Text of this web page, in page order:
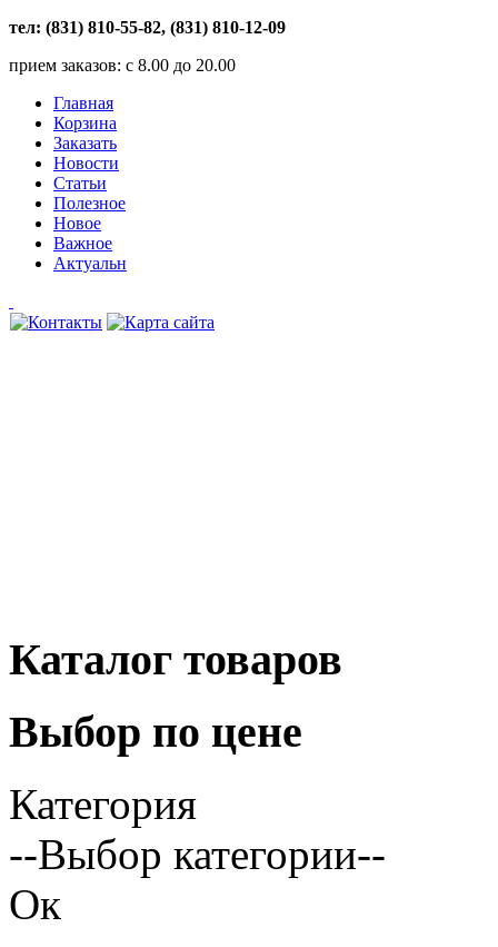
тел: (831) 810-55-82, (831) 810-12-09
прием заказов: с 8.00 до 20.00
Главная
Корзина
Заказать
Новости
Статьи
Полезное
Новое
Важное
Актуальн
Каталог товаров
Выбор по цене
Категория
--Выбор категории--
Ок